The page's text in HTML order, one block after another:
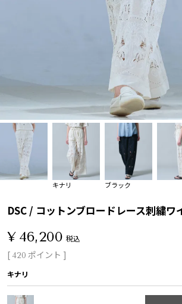
キナリ ブラック
DSC / コットンブロードレース刺繍ワ
¥ 46,200 税込
[ 420 ポイント ]
キナリ